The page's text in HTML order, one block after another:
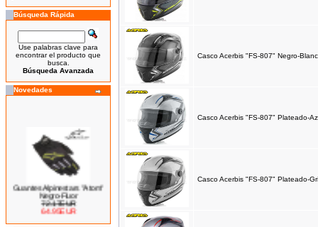
Búsqueda Rápida
Use palabras clave para
encontrar el producto que
busca.
Búsqueda Avanzada
Novedades
Negro-Fluor
72.17EUR
64.95EUR
---------
Casco Acerbis "FS-807" Negro-
Casco Acerbis "FS-807" Plateado-
Casco Acerbis "FS-807" Plateado-